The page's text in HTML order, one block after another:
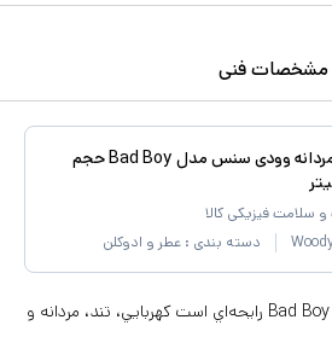
مشخصات فنی
ادو پرفیوم مردانه وودی سنس مدل Bad Boy حجم
و سلامت فیزیکی کالا
دسته بندی : عطر و ادوکلن
رايحه ادكلن Bad Boy Woody Sence رايحه‌اي است كهربايي، تند، مردانه و